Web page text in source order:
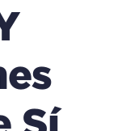
Sí